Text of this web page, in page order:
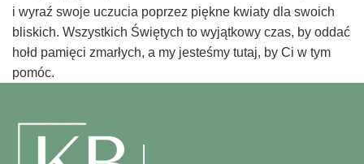
i wyraź swoje uczucia poprzez piękne kwiaty dla swoich
bliskich. Wszystkich Świętych to wyjątkowy czas, by oddać
hołd pamięci zmarłych, a my jesteśmy tutaj, by Ci w tym
pomóc.